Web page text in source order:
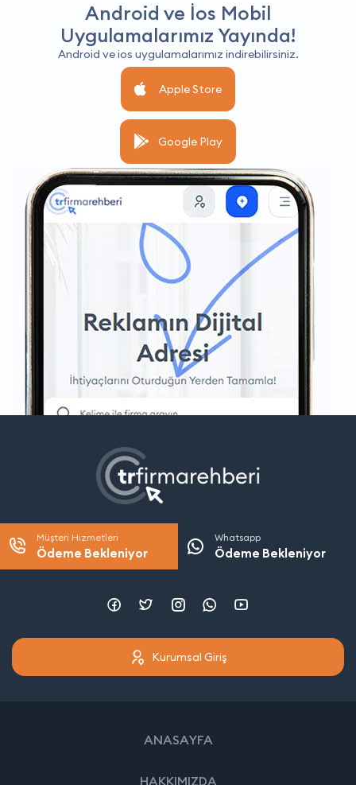
Android ve İos Mobil
Uygulamalarımız Yayında!
Android ve ios uygulamalarımız indirebilirsiniz.
Apple Store
Google Play
Müşteri Hizmetleri
Ödeme Bekleniyor
Whatsapp
Ödeme Bekleniyor
Kurumsal Giriş
ANASAYFA
HAKKIMIZDA